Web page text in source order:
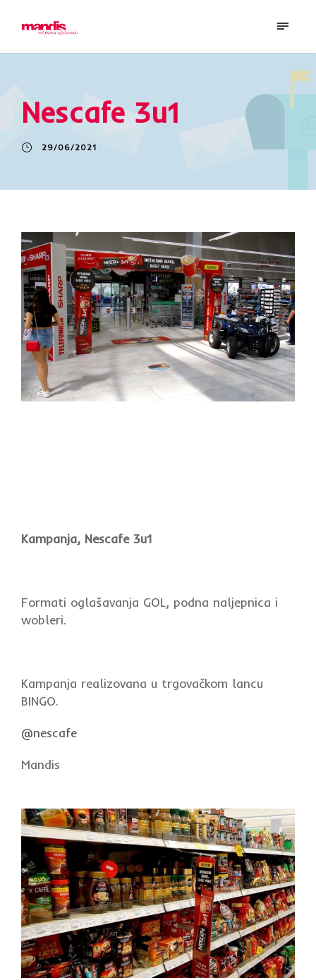
Nescafe 3u1
29/06/2021
Kampanja, Nescafe 3u1
Formati oglašavanja GOL, podna naljepnica i
wobleri.
Kampanja realizovana u trgovačkom lancu
BINGO.
@nescafe
Mandis